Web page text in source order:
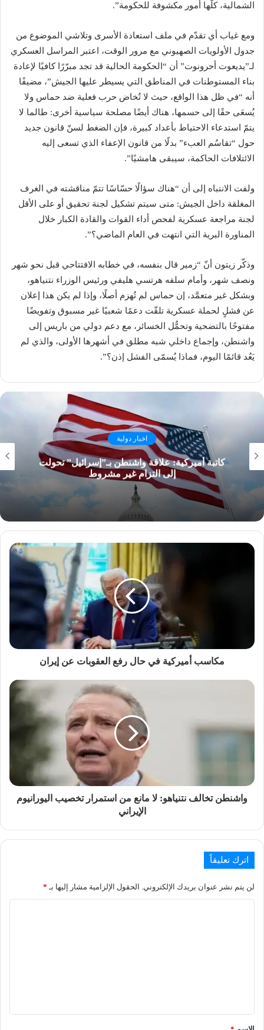
الشمالية، كلّها أمور مكشوفة للحكومة”.
ومع غياب أي تقدّم في ملف استعادة الأسرى وتلاشي الموضوع من
جدول الأولويات الصهيوني مع مرور الوقت، اعتبر المراسل العسكري
لـ”يديعوت أحرونوت” أن “الحكومة الحالية قد تجد مبرّرًا كافيًا لإعادة
بناء المستوطنات في المناطق التي يسيطر عليها الجيش”، مضيفًا
أنه “في ظل هذا الواقع، حيث لا تُخاض حرب فعلية ضد حماس ولا
يُسعَى حقًا إلى حسمها، هناك أيضًا مصلحة سياسية أخرى: طالما لا
يتمّ استدعاء الاحتياط بأعداد كبيرة، فإن الضغط لسنّ قانون جديد
حول “تقاسُم العبء” بدلًا من قانون الإعفاء الذي تسعى إليه
الائتلافات الحاكمة، سيبقى هامشيًا”.
ولفت الانتباه إلى أن “هناك سؤالًا حسّاسًا تتمّ مناقشته في الغرف
المغلقة داخل الجيش: متى سيتم تشكيل لجنة تحقيق أو على الأقل
لجنة مراجعة عسكرية لفحص أداء القوات والقادة الكبار خلال
المناورة البرية التي انتهت في العام الماضي؟”.
وذكّر زيتون أنّ “زمير قال بنفسه، في خطابه الافتتاحي قبل نحو شهر
ونصف شهر، وأمام سلفه هرتسي هليفي ورئيس الوزراء نتنياهو،
وبشكل غير متعمَّد، إن حماس لم تُهزم أصلًا، وإذا لم يكن هذا إعلان
عن فشلٍ لحملة عسكرية تلقّت دعمًا شعبيًا غير مسبوق وتفويضًا
مفتوحًا بالتضحية وتحمُّل الخسائر، مع دعم دولي من باريس إلى
واشنطن، وإجماع داخلي شبه مطلق في أشهرها الأولى، والذي لم
يَعُد قائمًا اليوم، فماذا يُسمّى الفشل إذن؟”.
اخبار دولية
كاتبة أميركية: علاقة واشنطن بـ”إسرائيل” تحولت
إلى التزام غير مشروط
مكاسب أميركية في حال رفع العقوبات عن إيران
واشنطن تخالف نتنياهو: لا مانع من استمرار تخصيب اليورانيوم
الإيراني
اترك تعليقاً
لن يتم نشر عنوان بريدك الإلكتروني. الحقول الإلزامية مشار إليها بـ *